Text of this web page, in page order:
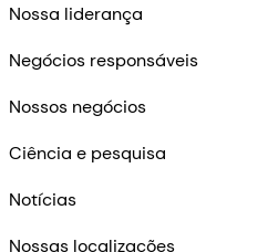
Nossa liderança
Negócios responsáveis
Nossos negócios
Ciência e pesquisa
Notícias
Nossas localizações